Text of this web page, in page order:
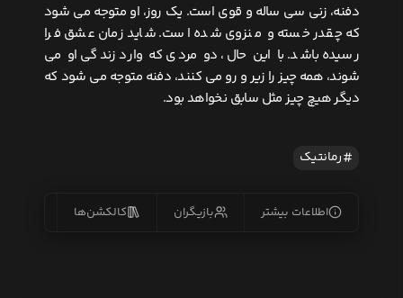
دفنه، زنی سی ساله و قوی است. یک روز، او متوجه می شود
که چقدر خسته و منزوی شده است. شاید زمان عشق فرا
رسیده باشد. با این حال، دو مردی که وارد زندگی او می
شوند، همه چیز را زیر و رو می کنند، دفنه متوجه می شود که
دیگر هیچ چیز مثل سابق نخواهد بود.
رمانتیک
اطلاعات بیشتر بازیگران کالکشن‌ها